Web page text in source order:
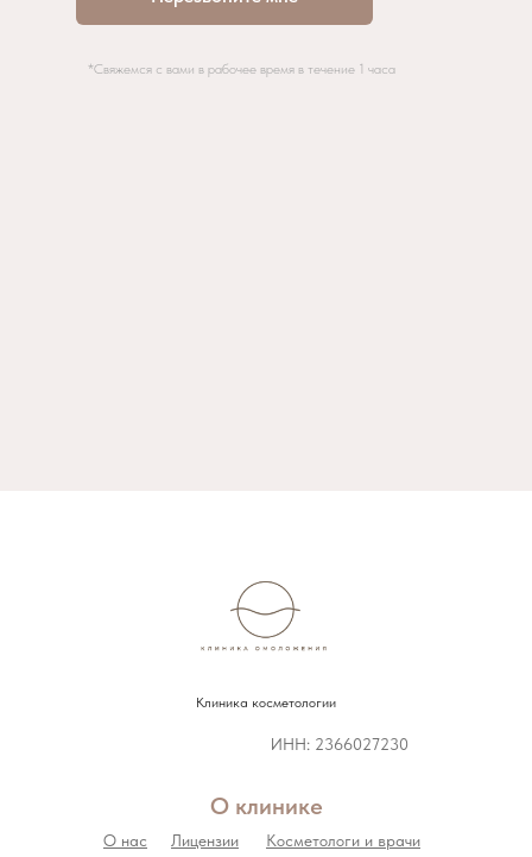
*Свяжемся с вами в рабочее время в течение 1 часа
Клиника косметологии
ИНН: 2366027230
О нас Лицензии Косметологи и врачи
О клинике